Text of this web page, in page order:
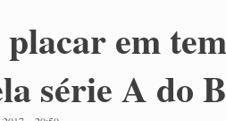
em
série A do